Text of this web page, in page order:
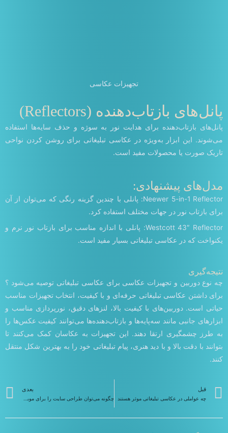
تجهیزات عکاسی
پانل‌های بازتاب‌دهنده (Reflectors)
پانل‌های بازتاب‌دهنده برای هدایت نور به سوژه و حذف سایه‌ها استفاده
می‌شوند. این ابزار به‌ویژه در عکاسی تبلیغاتی برای روشن کردن نواحی
تاریک صورت یا محصولات مفید است.
مدل‌های پیشنهادی:
Neewer 5-in-1 Reflector: پانلی با چندین گزینه رنگی که می‌توان از آن
برای بازتاب نور در جهات مختلف استفاده کرد.
Westcott 43″ Reflector: پانلی با اندازه مناسب برای بازتاب نور نرم و
یکنواخت که در عکاسی تبلیغاتی بسیار مفید است.
نتیجه‌گیری
چه نوع دوربین و تجهیزات عکاسی برای عکاسی تبلیغاتی توصیه می‌شود ؟
برای داشتن عکاسی تبلیغاتی حرفه‌ای و با کیفیت، انتخاب تجهیزات مناسب
حیاتی است. دوربین‌های با کیفیت بالا، لنزهای دقیق، نورپردازی مناسب و
ابزارهای جانبی مانند سه‌پایه‌ها و بازتاب‌دهنده‌ها می‌توانند کیفیت عکس‌ها را
به طرز چشمگیری ارتقا دهند. این تجهیزات به عکاسان کمک می‌کنند تا
بتوانند با دقت بالا و با دید هنری، پیام تبلیغاتی خود را به بهترین شکل منتقل
کنند.
قبلی
قبل
چه عواملی در عکاسی تبلیغاتی موثر هستند
بعدی